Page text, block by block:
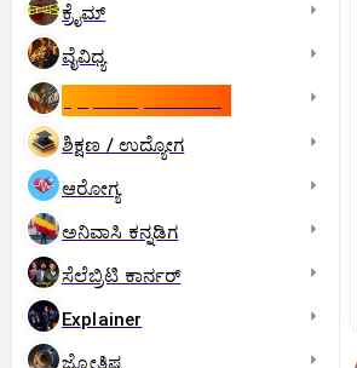
ಕ್ರೈಮ್
ವೈವಿಧ್ಯ
ಶಿಕ್ಷಣ / ಉದ್ಯೋಗ
ಆರೋಗ್ಯ
ಅನಿವಾಸಿ ಕನ್ನಡಿಗ
ಸೆಲೆಬ್ರಿಟಿ ಕಾರ್ನರ್‌
Explainer
ಜ್ಯೋತಿಷ್ಯ